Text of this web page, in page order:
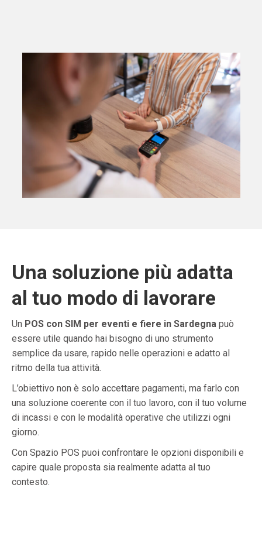
Una soluzione più adatta
al tuo modo di lavorare
Un POS con SIM per eventi e fiere in Sardegna può
essere utile quando hai bisogno di uno strumento
semplice da usare, rapido nelle operazioni e adatto al
ritmo della tua attività.
L’obiettivo non è solo accettare pagamenti, ma farlo con
una soluzione coerente con il tuo lavoro, con il tuo volume
di incassi e con le modalità operative che utilizzi ogni
giorno.
Con Spazio POS puoi confrontare le opzioni disponibili e
capire quale proposta sia realmente adatta al tuo
contesto.